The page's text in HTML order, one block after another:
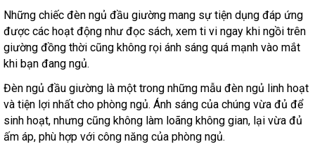
Những chiếc đèn ngủ đầu giường mang sự tiện dụng đáp ứng
được các hoạt động như đọc sách, xem ti vi ngay khi ngồi trên
giường đồng thời cũng không rọi ánh sáng quá mạnh vào mắt
khi bạn đang ngủ.
Đèn ngủ đầu giường là một trong những mẫu đèn ngủ linh hoạt
và tiện lợi nhất cho phòng ngủ. Ánh sáng của chúng vừa đủ để
sinh hoạt, nhưng cũng không làm loãng không gian, lại vừa đủ
ấm áp, phù hợp với công năng của phòng ngủ.